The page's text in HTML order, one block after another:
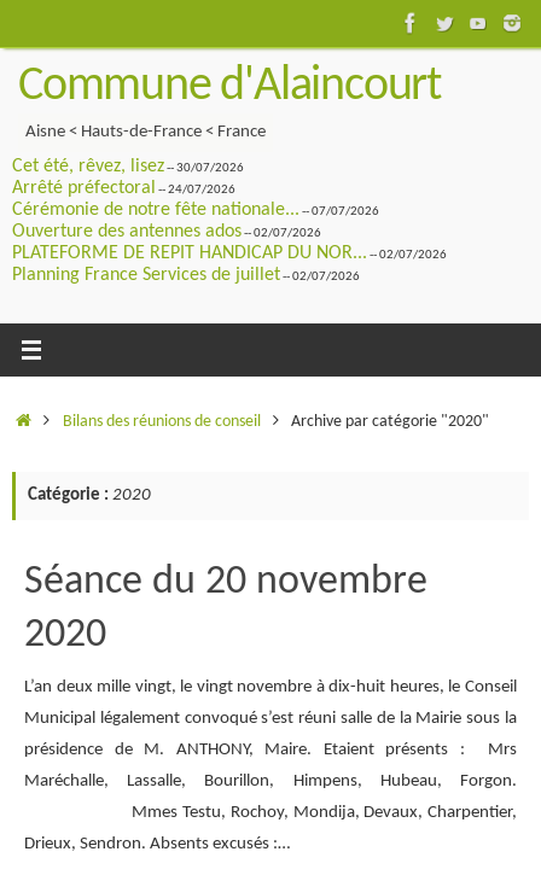
au
contenu
Commune d'Alaincourt
Aisne < Hauts-de-France < France
Cet été, rêvez, lisez-- 30/07/2026
Arrêté préfectoral -- 24/07/2026
Cérémonie de notre fête nationale... -- 07/07/2026
Ouverture des antennes ados-- 02/07/2026
PLATEFORME DE REPIT HANDICAP DU NOR... -- 02/07/2026
Planning France Services de juillet-- 02/07/2026
AccueilBilans des réunions de conseil Archive par catégorie "2020"
Catégorie : 2020
Séance du 20 novembre
2020
L’an deux mille vingt, le vingt novembre à dix-huit heures, le Conseil
Municipal légalement convoqué s’est réuni salle de la Mairie sous la
présidence de M. ANTHONY, Maire. Etaient présents : Mrs
Maréchalle, Lassalle, Bourillon, Himpens, Hubeau, Forgon.
Mmes Testu, Rochoy, Mondija, Devaux, Charpentier,
Drieux, Sendron. Absents excusés :…